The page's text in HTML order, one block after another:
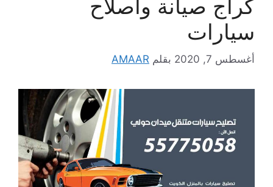
كراج صيانة واصلاح
سيارات
أغسطس 7, 2020 بقلم AMAAR